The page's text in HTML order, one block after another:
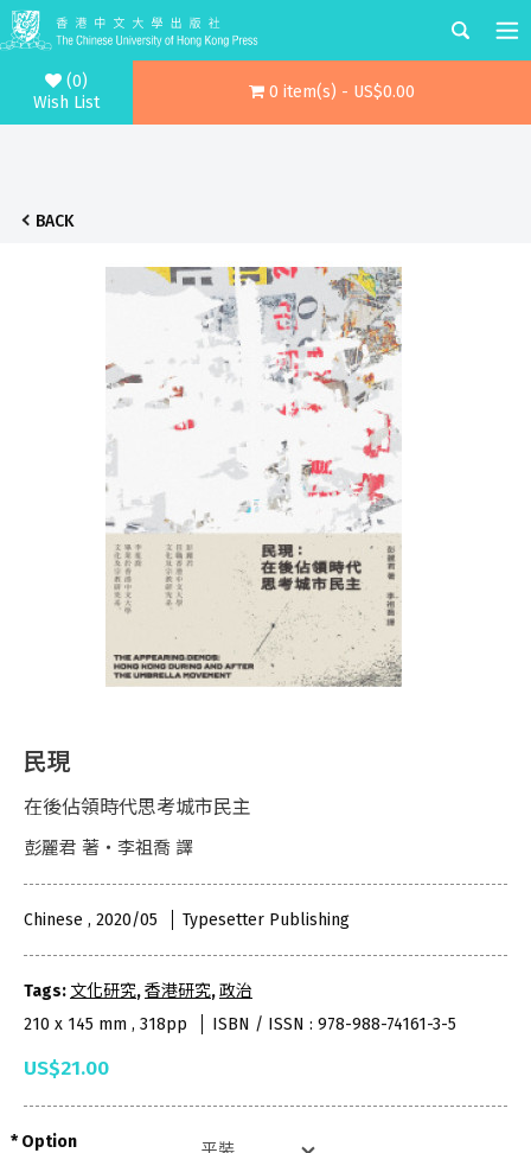
(0)
Wish List
0 item(s) - US$0.00
BACK
民現
在後佔領時代思考城市民主
彭麗君 著・李祖喬 譯
Chinese , 2020/05 Typesetter Publishing
Tags: 文化研究,香港研究,政治
210 x 145 mm , 318pp
ISBN / ISSN : 978-988-74161-3-5
US$21.00
Option